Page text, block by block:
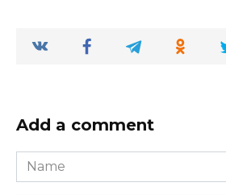
Add a comment
Name
*